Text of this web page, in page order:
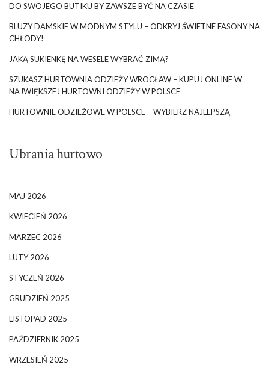
DO SWOJEGO BUTIKU BY ZAWSZE BYĆ NA CZASIE
BLUZY DAMSKIE W MODNYM STYLU – ODKRYJ ŚWIETNE FASONY NA
CHŁODY!
JAKĄ SUKIENKĘ NA WESELE WYBRAĆ ZIMĄ?
SZUKASZ HURTOWNIA ODZIEŻY WROCŁAW – KUPUJ ONLINE W
NAJWIĘKSZEJ HURTOWNI ODZIEŻY W POLSCE
HURTOWNIE ODZIEŻOWE W POLSCE – WYBIERZ NAJLEPSZĄ
Ubrania hurtowo
MAJ 2026
KWIECIEŃ 2026
MARZEC 2026
LUTY 2026
STYCZEŃ 2026
GRUDZIEŃ 2025
LISTOPAD 2025
PAŹDZIERNIK 2025
WRZESIEŃ 2025